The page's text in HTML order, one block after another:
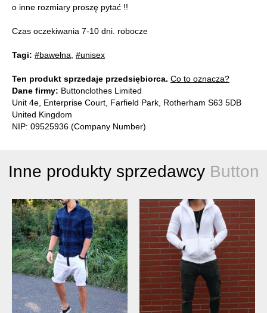
o inne rozmiary proszę pytać !!
Czas oczekiwania 7-10 dni. robocze
Tagi: #bawełna #unisex
Ten produkt sprzedaje przedsiębiorca. Co to oznacza?
Dane firmy: Buttonclothes Limited
Unit 4e, Enterprise Court, Farfield Park, Rotherham S63 5DB
United Kingdom
NIP: 09525936 (Company Number)
Inne produkty sprzedawcy Button